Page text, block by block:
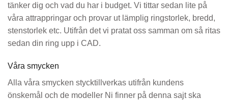
tänker dig och vad du har i budget. Vi tittar sedan lite på
våra attrappringar och provar ut lämplig ringstorlek, bredd,
stenstorlek etc. Utifrån det vi pratat oss samman om så ritas
sedan din ring upp i CAD.
Våra smycken
Alla våra smycken stycktillverkas utifrån kundens
önskemål och de modeller Ni finner på denna sajt ska